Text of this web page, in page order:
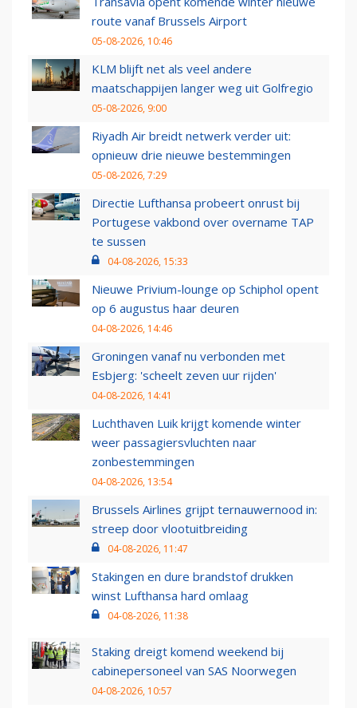
route vanaf Brussels Airport
05-08-2026, 10:46
KLM blijft net als veel andere
maatschappijen langer weg uit Golfregio
05-08-2026, 9:00
Riyadh Air breidt netwerk verder uit:
opnieuw drie nieuwe bestemmingen
05-08-2026, 7:29
Directie Lufthansa probeert onrust bij
Portugese vakbond over overname TAP
te sussen
04-08-2026, 15:33
Nieuwe Privium-lounge op Schiphol opent
op 6 augustus haar deuren
04-08-2026, 14:46
Groningen vanaf nu verbonden met
Esbjerg: 'scheelt zeven uur rijden'
04-08-2026, 14:41
Luchthaven Luik krijgt komende winter
weer passagiersvluchten naar
zonbestemmingen
04-08-2026, 13:54
Brussels Airlines grijpt ternauwernood in:
streep door vlootuitbreiding
04-08-2026, 11:47
Stakingen en dure brandstof drukken
winst Lufthansa hard omlaag
04-08-2026, 11:38
Staking dreigt komend weekend bij
cabinepersoneel van SAS Noorwegen
04-08-2026, 10:57